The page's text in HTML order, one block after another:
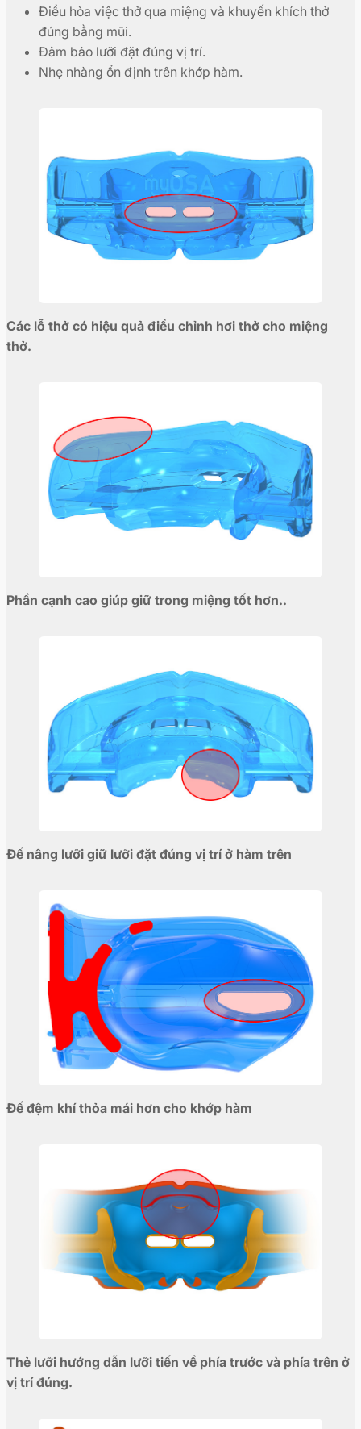
Điều hòa việc thở qua miệng và khuyến khích thở
đúng bằng mũi.
Đảm bảo lưỡi đặt đúng vị trí.
Nhẹ nhàng ổn định trên khớp hàm.
Các lỗ thở có hiệu quả điều chỉnh hơi thở cho miệng
thở.
Phần cạnh cao giúp giữ trong miệng tốt hơn..
Đế nâng lưỡi giữ lưỡi đặt đúng vị trí ở hàm trên
Đế đệm khí thỏa mái hơn cho khớp hàm
Thẻ lưỡi hướng dẫn lưỡi tiến về phía trước và phía trên ở
vị trí đúng.